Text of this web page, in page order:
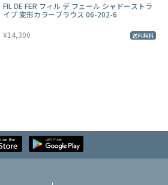
FIL DE FER フィル デ フェール シャドーストラ
イプ 変形カラーブラウス 06-202-6
¥14,300 送料無料